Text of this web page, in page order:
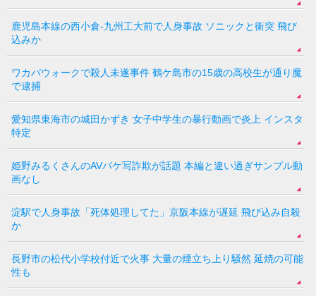
鹿児島本線の西小倉-九州工大前で人身事故 ソニックと衝突 飛び
込みか
ワカバウォークで殺人未遂事件 鶴ケ島市の15歳の高校生が通り魔
で逮捕
愛知県東海市の城田かずき 女子中学生の暴行動画で炎上 インスタ
特定
姫野みるくさんのAVパケ写詐欺が話題 本編と違い過ぎサンプル動
画なし
淀駅で人身事故「死体処理してた」京阪本線が遅延 飛び込み自殺
か
長野市の松代小学校付近で火事 大量の煙立ち上り騒然 延焼の可能
性も